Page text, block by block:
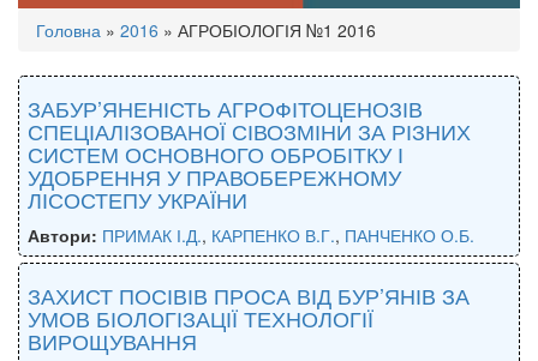
Ви
є
тут
Головна » 2016 » АГРОБІОЛОГІЯ №1 2016
ЗАБУР’ЯНЕНІСТЬ АГРОФІТОЦЕНОЗІВ
СПЕЦІАЛІЗОВАНОЇ СІВОЗМІНИ ЗА РІЗНИХ
СИСТЕМ ОСНОВНОГО ОБРОБІТКУ І
УДОБРЕННЯ У ПРАВОБЕРЕЖНОМУ
ЛІСОСТЕПУ УКРАЇНИ
Автори: ПРИМАК І.Д., КАРПЕНКО В.Г., ПАНЧЕНКО О.Б.
ЗАХИСТ ПОСІВІВ ПРОСА ВІД БУР’ЯНІВ ЗА
УМОВ БІОЛОГІЗАЦІЇ ТЕХНОЛОГІЇ
ВИРОЩУВАННЯ